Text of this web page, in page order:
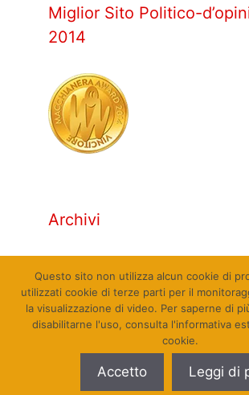
Miglior Sito Politico-
2014
Archivi
© Qualcosa di Sinistra 2010 - 2026.
riservati. Sito web realizzato da
Questo sito non utilizza alcun cookie di
utilizzati cookie di terze parti per il
la visualizzazione di video. Per saperne di
disabilitarne l'uso, consulta l'informativa
cookie.
Accetto Leggi di